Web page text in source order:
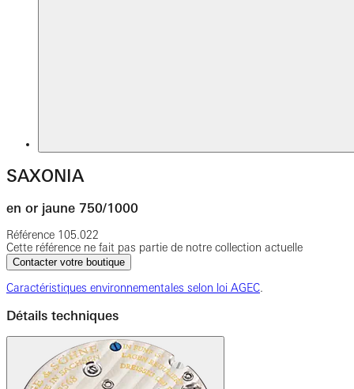
SAXONIA
en or jaune 750/1000
Référence 105.022
Cette référence ne fait pas partie de notre collection actuelle
Contacter votre boutique
Caractéristiques environnementales selon loi AGEC.
Détails techniques